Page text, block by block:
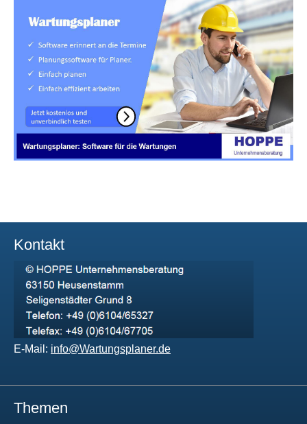
Kontakt
E-Mail: info@Wartungsplaner.de
Themen